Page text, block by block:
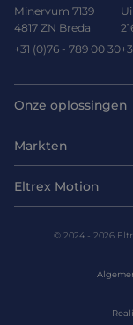
Minervum 7139
4817 ZN Breda
+31 (0)76 - 789 00 30
Onze oplossingen
Motoren
Drives & controllers
Mechanicals
Motion Control
Markten
Agri-food
Harsh environments
Eltrex Motion
© 2024 - 2026